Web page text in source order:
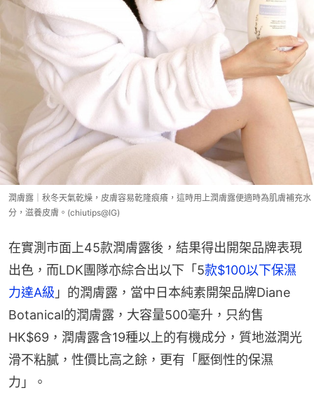
潤膚露｜秋冬天氣乾燥，皮膚容易乾隆痕癢，這時用上潤膚露便適時為肌膚補充水
分，滋養皮膚。(chiutips@IG)
在實測市面上45款潤膚露後，結果得出開架品牌表現
出色，而LDK團隊亦綜合出以下「5款$100以下保濕
力達A級 」的潤膚露，當中日本純素開架品牌Diane
Botanical的潤膚露，大容量500毫升，只約售
HK$69，潤膚露含19種以上的有機成分，質地滋潤光
滑不粘膩，性價比高之餘，更有「壓倒性的保濕
力」。